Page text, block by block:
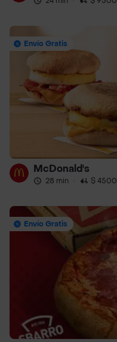
Envío Gratis
McDonald's
28 min · $ 4500
Envío Gratis